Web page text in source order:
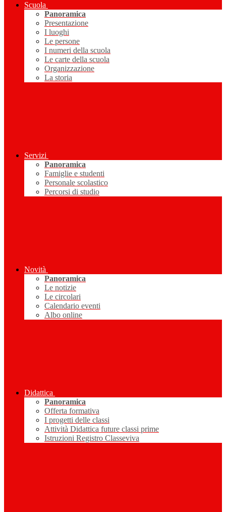
Scuola
Panoramica
Presentazione
I luoghi
Le persone
I numeri della scuola
Le carte della scuola
Organizzazione
La storia
Servizi
Panoramica
Famiglie e studenti
Personale scolastico
Percorsi di studio
Novità
Panoramica
Le notizie
Le circolari
Calendario eventi
Albo online
Didattica
Panoramica
Offerta formativa
I progetti delle classi
Attività Didattica future classi prime
Istruzioni Registro Classeviva